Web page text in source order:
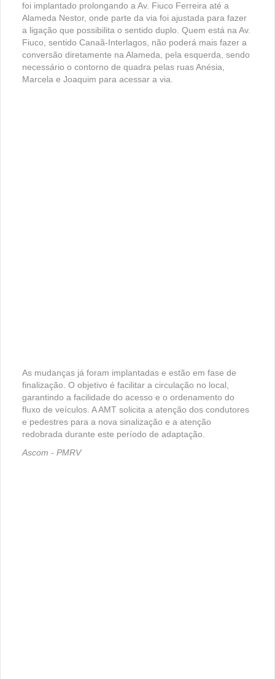
foi implantado prolongando a Av. Fiuco Ferreira até a
Alameda Nestor, onde parte da via foi ajustada para fazer
a ligação que possibilita o sentido duplo. Quem está na Av.
Fiuco, sentido Canaã-Interlagos, não poderá mais fazer a
conversão diretamente na Alameda, pela esquerda, sendo
necessário o contorno de quadra pelas ruas Anésia,
Marcela e Joaquim para acessar a via.
As mudanças já foram implantadas e estão em fase de
finalização. O objetivo é facilitar a circulação no local,
garantindo a facilidade do acesso e o ordenamento do
fluxo de veículos. A AMT solicita a atenção dos condutores
e pedestres para a nova sinalização e a atenção
redobrada durante este período de adaptação.
Ascom - PMRV